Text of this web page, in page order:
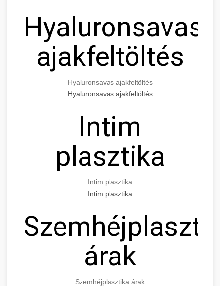
Hyaluronsavas
ajakfeltöltés
Hyaluronsavas ajakfeltöltés
Hyaluronsavas ajakfeltöltés
Intim
plasztika
Intim plasztika
Intim plasztika
árak
Szemhéjplasztika árak